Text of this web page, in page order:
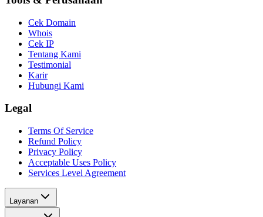
Cek Domain
Whois
Cek IP
Tentang Kami
Testimonial
Karir
Hubungi Kami
Legal
Terms Of Service
Refund Policy
Privacy Policy
Acceptable Uses Policy
Services Level Agreement
Layanan